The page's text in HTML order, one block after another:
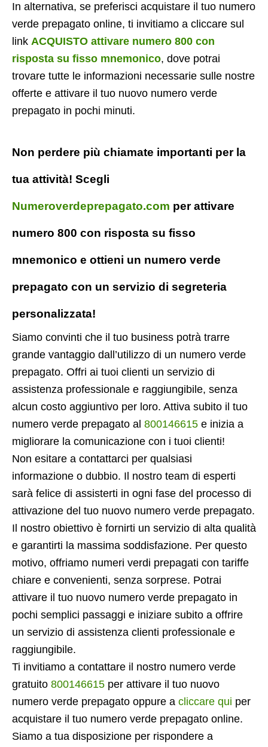
In alternativa, se preferisci acquistare il tuo numero
verde prepagato online, ti invitiamo a cliccare sul
link ACQUISTO attivare numero 800 con
risposta su fisso mnemonico, dove potrai
trovare tutte le informazioni necessarie sulle nostre
offerte e attivare il tuo nuovo numero verde
prepagato in pochi minuti.
Non perdere più chiamate importanti per la
tua attività! Scegli
Numeroverdeprepagato.com per attivare
numero 800 con risposta su fisso
mnemonico e ottieni un numero verde
prepagato con un servizio di segreteria
personalizzata!
Siamo convinti che il tuo business potrà trarre
grande vantaggio dall’utilizzo di un numero verde
prepagato. Offri ai tuoi clienti un servizio di
assistenza professionale e raggiungibile, senza
alcun costo aggiuntivo per loro. Attiva subito il tuo
numero verde prepagato al 800146615 e inizia a
migliorare la comunicazione con i tuoi clienti!
Non esitare a contattarci per qualsiasi
informazione o dubbio. Il nostro team di esperti
sarà felice di assisterti in ogni fase del processo di
attivazione del tuo nuovo numero verde prepagato.
Il nostro obiettivo è fornirti un servizio di alta qualità
e garantirti la massima soddisfazione. Per questo
motivo, offriamo numeri verdi prepagati con tariffe
chiare e convenienti, senza sorprese. Potrai
attivare il tuo nuovo numero verde prepagato in
pochi semplici passaggi e iniziare subito a offrire
un servizio di assistenza clienti professionale e
raggiungibile.
Ti invitiamo a contattare il nostro numero verde
gratuito 800146615 per attivare il tuo nuovo
numero verde prepagato oppure a cliccare qui per
acquistare il tuo numero verde prepagato online.
Siamo a tua disposizione per rispondere a